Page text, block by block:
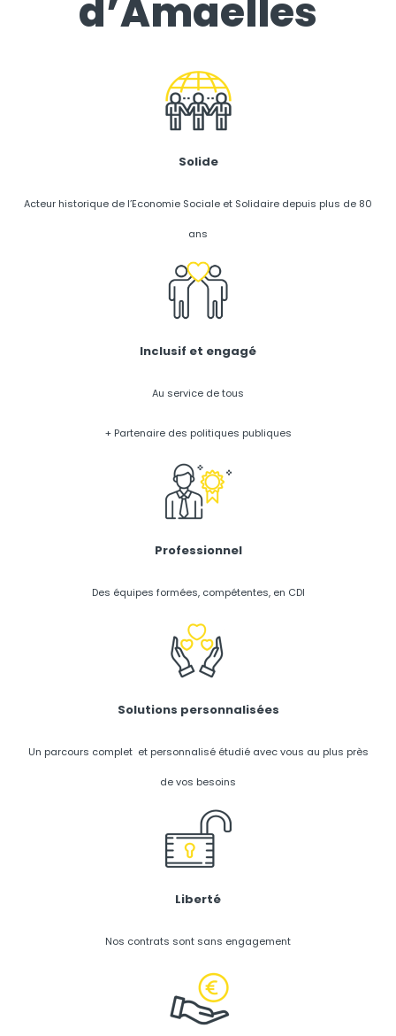
d’Amaelles
Solide
Acteur historique de l’Economie Sociale et Solidaire depuis plus de 80
ans
Inclusif et engagé
Au service de tous
+ Partenaire des politiques publiques
Professionnel
Des équipes formées, compétentes, en CDI
Solutions personnalisées
Un parcours complet et personnalisé étudié avec vous au plus près
de vos besoins
Liberté
Nos contrats sont sans engagement